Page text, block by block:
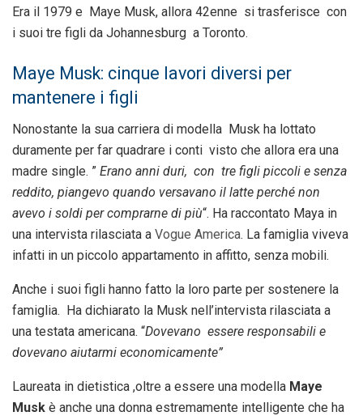
Era il 1979 e Maye Musk, allora 42enne si trasferisce con
i suoi tre figli da Johannesburg a Toronto.
Maye Musk: cinque lavori diversi per
mantenere i figli
Nonostante la sua carriera di modella Musk ha lottato
duramente per far quadrare i conti visto che allora era una
madre single. ” Erano anni duri, con tre figli piccoli e senza
reddito, piangevo quando versavano il latte perché non
avevo i soldi per comprarne di più“. Ha raccontato Maya in
una intervista rilasciata a Vogue America. La famiglia viveva
infatti in un piccolo appartamento in affitto, senza mobili.
Anche i suoi figli hanno fatto la loro parte per sostenere la
famiglia. Ha dichiarato la Musk nell’intervista rilasciata a
una testata americana. “Dovevano essere responsabili e
dovevano aiutarmi economicamente”
Laureata in dietistica ,oltre a essere una modella Maye
Musk è anche una donna estremamente intelligente che ha